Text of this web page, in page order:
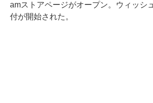
amストアページがオープン。ウィッシ
付が開始された。